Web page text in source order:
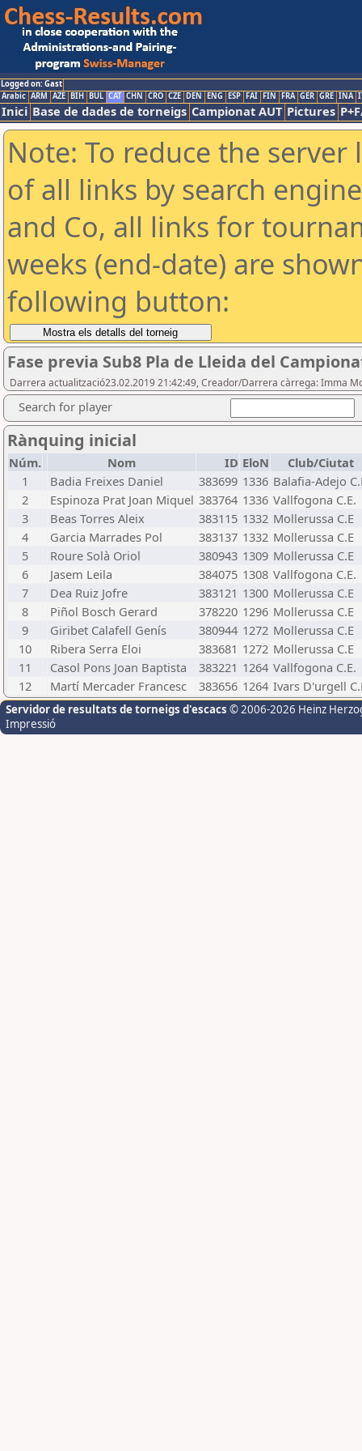
Logged on: Gast
Arabic ARM AZE BIH BUL CAT CHN CRO CZE DEN ENG ESP FAI FIN FRA GER GRE INA
Inici Base de dades de torneigs Campionat AUT Pictures
Note: To reduce the
of all links by search
and Co, all links for
weeks (end-date) are
following button:
Fase previa Sub8 Pla de Lleida del
Darrera actualització23.02.2019 21:42:49, Creador/Darrera càrrega: Imma
Search for player
Rànquing inicial
Núm. Nom ID EloN
Club/Ciutat
1
Badia Freixes Daniel 383699 1336 Balafia-Adejo
2
Espinoza Prat Joan Miquel 383764 1336 Vallfogona C.E.
3
Beas Torres Aleix 383115 1332 Mollerussa C.E
4
Garcia Marrades Pol 383137 1332 Mollerussa C.E
5
Roure Solà Oriol 380943 1309 Mollerussa C.E
6
Jasem Leila 384075 1308 Vallfogona C.E.
7
Dea Ruiz Jofre 383121 1300 Mollerussa C.E
8
Piñol Bosch Gerard 378220 1296 Mollerussa C.E
9
Giribet Calafell Genís 380944 1272 Mollerussa C.E
10
Ribera Serra Eloi 383681 1272 Mollerussa C.E
11
Casol Pons Joan Baptista 383221 1264 Vallfogona C.E.
12
Martí Mercader Francesc 383656 1264 Ivars D'urgell
Servidor de resultats de torneigs d'escacs © 2006-2026 Heinz
Impressió